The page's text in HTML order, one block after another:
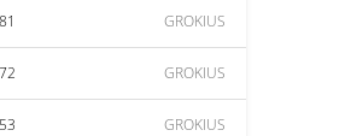
GROKIUS
GROKIUS
GROKIUS